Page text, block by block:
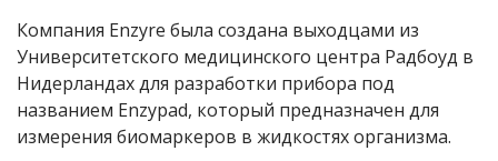
Компания Enzyre была создана выходцами из
Университетского медицинского центра Радбоуд в
Нидерландах для разработки прибора под
названием Enzypad, который предназначен для
измерения биомаркеров в жидкостях организма.